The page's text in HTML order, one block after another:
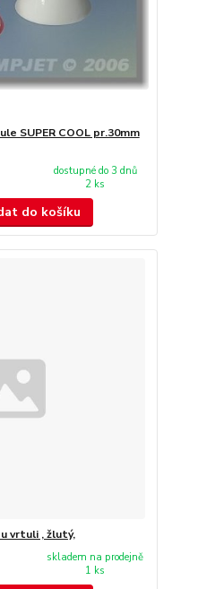
SUPER COOL pr.30mm
dostupné do 3 dnů
2 ks
do košíku
vrtuli , žlutý,
skladem na prodejně
1 ks